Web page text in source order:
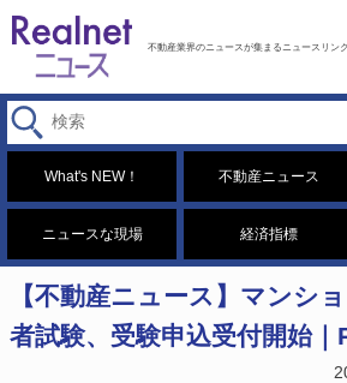
不動産業界のニュースが集まるニュースリン
What's NEW！ 不動産ニュース
ニュースな現場 経済指標
【不動産ニュース】マンシ
者試験、受験申込受付開始